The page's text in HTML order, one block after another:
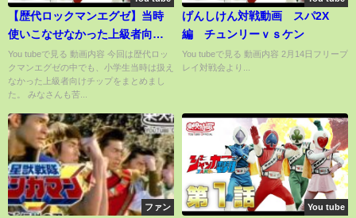
【歴代ロックマンエグゼ】当時
使いこなせなかった上級者向け
チップ8選
You tubeで見る 動画内容 今回は歴代ロッ
クマンエグゼの中でも、小学生当時は扱え
なかった上級者向けチップをまとめまし
た。 みなさんも苦...
げんしけん対戦動画 スパ2X
編 チュンリーｖｓケン
You tubeで見る 動画内容 2月14日フリープ
レイ対戦会より...
ファン You tube